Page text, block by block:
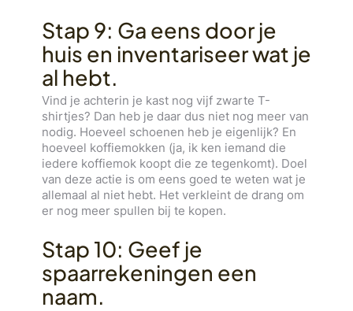
Stap 9: Ga eens door je
huis en inventariseer wat je
al hebt.
Vind je achterin je kast nog vijf zwarte T-
shirtjes? Dan heb je daar dus niet nog meer van
nodig. Hoeveel schoenen heb je eigenlijk? En
hoeveel koffiemokken (ja, ik ken iemand die
iedere koffiemok koopt die ze tegenkomt). Doel
van deze actie is om eens goed te weten wat je
allemaal al niet hebt. Het verkleint de drang om
er nog meer spullen bij te kopen.
Stap 10: Geef je
spaarrekeningen een
naam.